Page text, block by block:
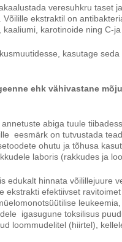
veresuhkru taset
ekstraktil on
karotinoide ning C-
kasutage seda
ehk vähivastane
abiga tuule
eesmärk on tutvustada
ohutu ja tõhusa
laboris (rakkudes ja
edukalt hinnata võilillejuure
ekstrakti efektiivset ravitoimet
igasugune toksilisus
loommudelitel (hiirtel),